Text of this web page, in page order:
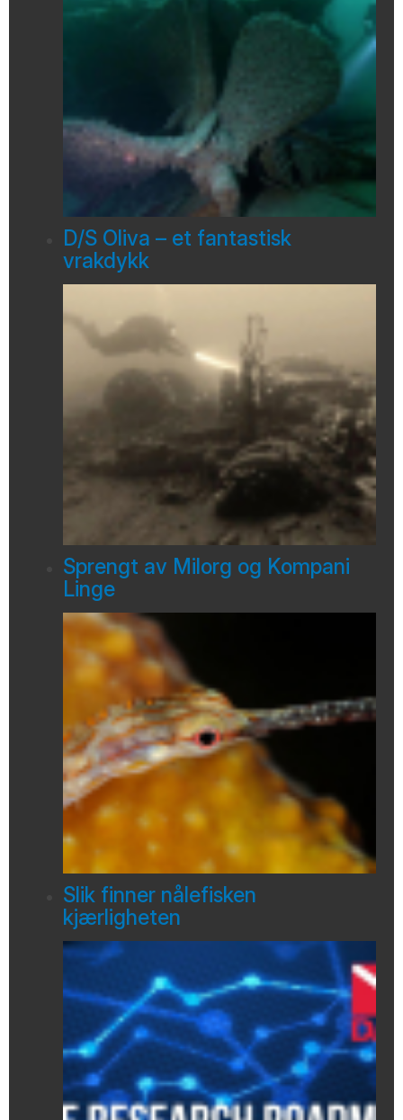
D/S Oliva – et fantastisk
vrakdykk
Sprengt av Milorg og Kompani
Linge
Slik finner nålefisken
kjærligheten